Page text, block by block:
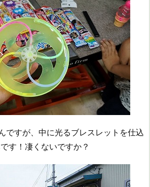
ですが、中に光るブレスレットを仕込
す！凄くないですか？